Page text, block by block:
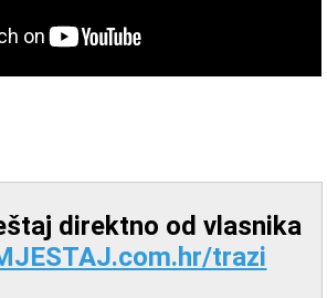
direktno od vlasnika
trazi